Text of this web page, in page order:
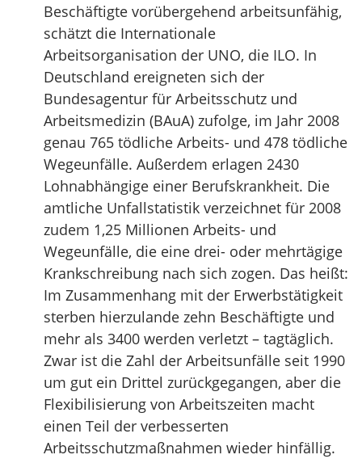
Beschäftigte vorübergehend arbeitsunfähig,
schätzt die Internationale
Arbeitsorganisation der UNO, die ILO. In
Deutschland ereigneten sich der
Bundesagentur für Arbeitsschutz und
Arbeitsmedizin (BAuA) zufolge, im Jahr 2008
genau 765 tödliche Arbeits- und 478 tödliche
Wegeunfälle. Außerdem erlagen 2430
Lohnabhängige einer Berufskrankheit. Die
amtliche Unfallstatistik verzeichnet für 2008
zudem 1,25 Millionen Arbeits- und
Wegeunfälle, die eine drei- oder mehrtägige
Krankschreibung nach sich zogen. Das heißt:
Im Zusammenhang mit der Erwerbstätigkeit
sterben hierzulande zehn Beschäftigte und
mehr als 3400 werden verletzt – tagtäglich.
Zwar ist die Zahl der Arbeitsunfälle seit 1990
um gut ein Drittel zurückgegangen, aber die
Flexibilisierung von Arbeitszeiten macht
einen Teil der verbesserten
Arbeitsschutzmaßnahmen wieder hinfällig.